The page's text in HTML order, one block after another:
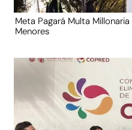
Meta Pagará Multa
Menores